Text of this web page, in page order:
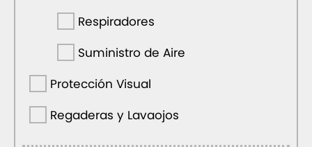
Respiradores
Suministro de Aire
Protección Visual
Regaderas y Lavaojos